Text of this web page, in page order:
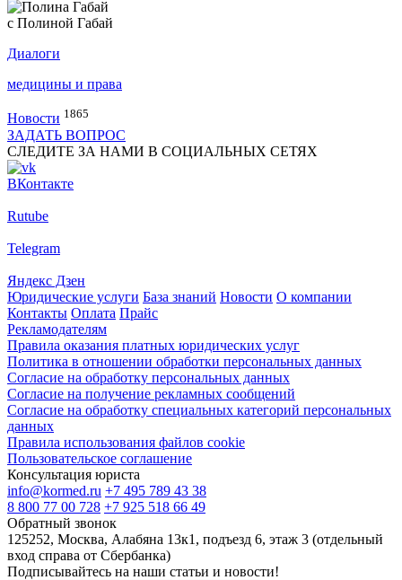
с Полиной Габай
Диалоги
медицины и права
Новости 1865
ЗАДАТЬ ВОПРОС
СЛЕДИТЕ ЗА НАМИ В СОЦИАЛЬНЫХ СЕТЯХ
ВКонтакте
Rutube
Telegram
Яндекс Дзен
Юридические услуги База знаний Новости О компании
Контакты Оплата Прайс
Рекламодателям
Правила оказания платных юридических услуг
Политика в отношении обработки персональных данных
Согласие на обработку персональных данных
Согласие на получение рекламных сообщений
Согласие на обработку специальных категорий персональных
данных
Правила использования файлов cookie
Пользовательское соглашение
Консультация юриста
info@kormed.ru +7 495 789 43 38
8 800 77 00 728 +7 925 518 66 49
Обратный звонок
125252, Москва, Алабяна 13к1, подъезд 6, этаж 3 (отдельный
вход справа от Сбербанка)
Подписывайтесь на наши статьи и новости!